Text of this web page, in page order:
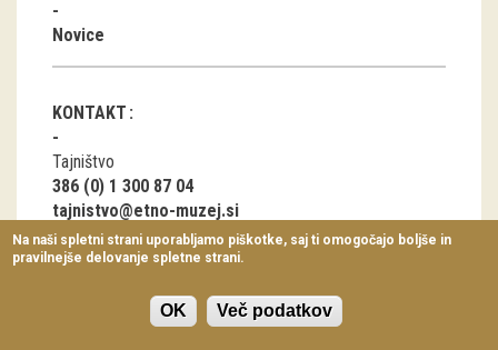
Arhiv razstav
dogodki
Koledar dogodkov
Prireditve
Predavanja
Delavnice
Vodeni ogledi
Novice
KONTAKT
Tajništvo
386 (0) 1 300 87 04
tajnistvo@etno-muzej.si
V Slovenskem
Na naši spletni strani uporabljamo piškotke, saj ti omogočajo boljše in
pravilnejše delovanje spletne strani.
OK Več podatkov